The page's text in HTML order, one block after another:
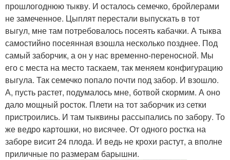
прошлогоднюю тыкву. И осталось семечко, бройлерами
не замеченное. Цыплят перестали выпускать в тот
выгул, мне там потребовалось посеять кабачки. А тыква
самостийно посеянная взошла несколько позднее. Под
самый заборчик, а он у нас временно-переносной. Мы
его с места на место таскаем, так меняем конфигурацию
выгула. Так семечко попало почти под забор. И взошло.
А, пусть растет, подумалось мне, ботвой скормим. А оно
дало мощный росток. Плети на тот заборчик из сетки
пристроились. И там тыквины рассыпались по забору. То
же ведро картошки, но висячее. От одного ростка на
заборе висит 24 плода. И ведь не крохи растут, а вполне
приличные по размерам барышни.